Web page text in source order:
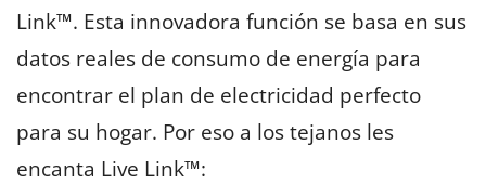
Link™. Esta innovadora función se basa en sus
datos reales de consumo de energía para
encontrar el plan de electricidad perfecto
para su hogar. Por eso a los tejanos les
encanta Live Link™: